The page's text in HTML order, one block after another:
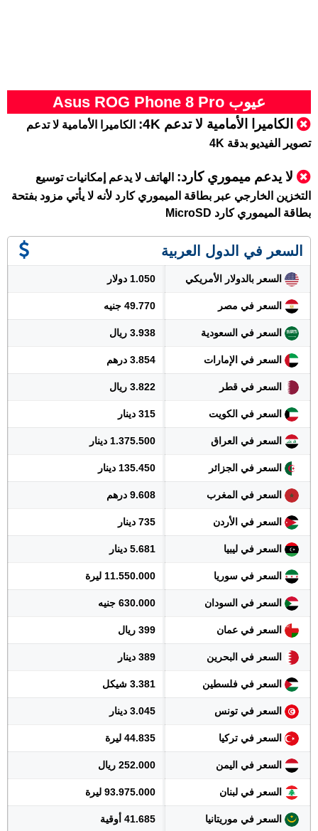
عيوب Asus ROG Phone 8 Pro
الكاميرا الأمامية لا تدعم 4K:
الكاميرا الأمامية لا تدعم
تصوير الفيديو بدقة 4K
لا يدعم ميموري كارد: الهاتف لا يدعم إمكانيات توسيع
التخزين الخارجي عبر بطاقة الميموري كارد لأنه لا يأتي مزود بفتحة
بطاقة الميموري كارد MicroSD
السعر في الدول العربية
السعر بالدولار الأمريكي 1.050 دولار
السعر في مصر 49.770 جنيه
السعر في السعودية 3.938 ريال
السعر في الإمارات 3.854 درهم
السعر في قطر 3.822 ريال
السعر في الكويت 315 دينار
السعر في العراق 1.375.500 دينار
السعر في الجزائر 135.450 دينار
السعر في المغرب 9.608 درهم
السعر في الأردن 735 دينار
السعر في ليبيا 5.681 دينار
السعر في سوريا 11.550.000 ليرة
السعر في السودان 630.000 جنيه
السعر في عمان 399 ريال
السعر في البحرين 389 دينار
السعر في فلسطين 3.381 شيكل
السعر في تونس 3.045 دينار
السعر في تركيا 44.835 ليرة
السعر في اليمن 252.000 ريال
السعر في لبنان 93.975.000 ليرة
السعر في موريتانيا 41.685 أوقية